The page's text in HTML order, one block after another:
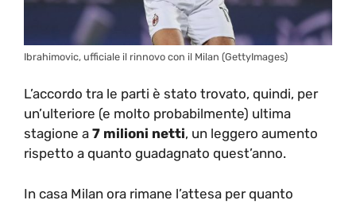
Ibrahimovic, ufficiale il rinnovo con il Milan (GettyImages)
L’accordo tra le parti è stato trovato, quindi, per
un’ulteriore (e molto probabilmente) ultima
stagione a 7 milioni netti, un leggero aumento
rispetto a quanto guadagnato quest’anno.
In casa Milan ora rimane l’attesa per quanto